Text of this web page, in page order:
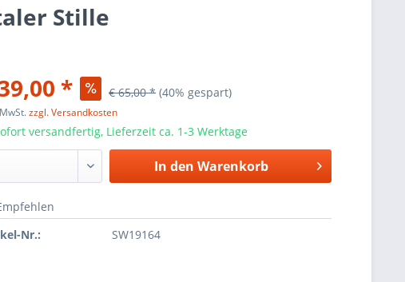
Stille
*
€ 65,00 * (40% gespart)
zzgl. Versandkosten
versandfertig, Lieferzeit ca. 1-3 Werktage
In den Warenkorb
Nr.:
SW19164